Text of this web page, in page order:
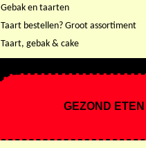
Gebak en taarten
Taart bestellen? Groot assortiment
Taart, gebak & cake
GEZOND ETEN